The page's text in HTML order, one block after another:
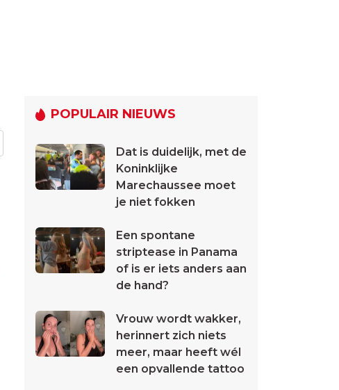
POPULAIR NIEUWS
Dat is duidelijk, met de
Koninklijke
Marechaussee moet
je niet fokken
Een spontane
striptease in Panama
of is er iets anders aan
de hand?
Vrouw wordt wakker,
herinnert zich niets
meer, maar heeft wél
een opvallende tattoo